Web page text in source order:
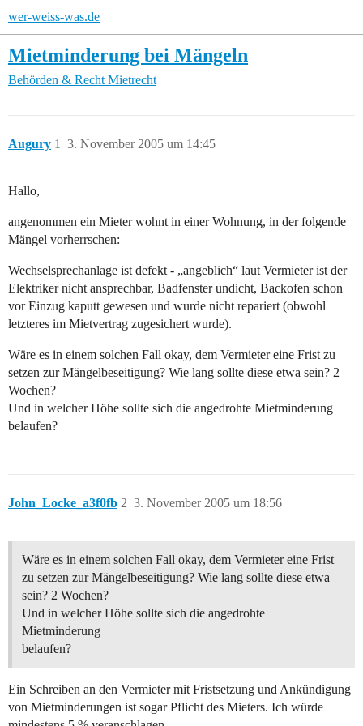
wer-weiss-was.de
Mietminderung bei Mängeln
Behörden & Recht Mietrecht
Augury 3. November 2005 um 14:45
1
Hallo,
angenommen ein Mieter wohnt in einer Wohnung, in der folgende
Mängel vorherrschen:
Wechselsprechanlage ist defekt - „angeblich“ laut Vermieter ist der
Elektriker nicht ansprechbar, Badfenster undicht, Backofen schon
vor Einzug kaputt gewesen und wurde nicht repariert (obwohl
letzteres im Mietvertrag zugesichert wurde).
Wäre es in einem solchen Fall okay, dem Vermieter eine Frist zu
setzen zur Mängelbeseitigung? Wie lang sollte diese etwa sein? 2
Wochen?
Und in welcher Höhe sollte sich die angedrohte Mietminderung
belaufen?
John_Locke_a3f0fb 3. November 2005 um 18:56
2
Wäre es in einem solchen Fall okay, dem Vermieter eine Frist
zu setzen zur Mängelbeseitigung? Wie lang sollte diese etwa
sein? 2 Wochen?
Und in welcher Höhe sollte sich die angedrohte
Mietminderung
belaufen?
Ein Schreiben an den Vermieter mit Fristsetzung und Ankündigung
von Mietminderungen ist sogar Pflicht des Mieters. Ich würde